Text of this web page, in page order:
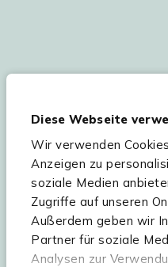
Diese Webseite
Wir verwenden
Anzeigen zu
soziale Medien
Zugriffe auf unseren
Außerdem geben wir
Partner für soziale
Analysen zur
Einstellungenverarbeitet.
möglich.
Hilfe & Service
Sortiment